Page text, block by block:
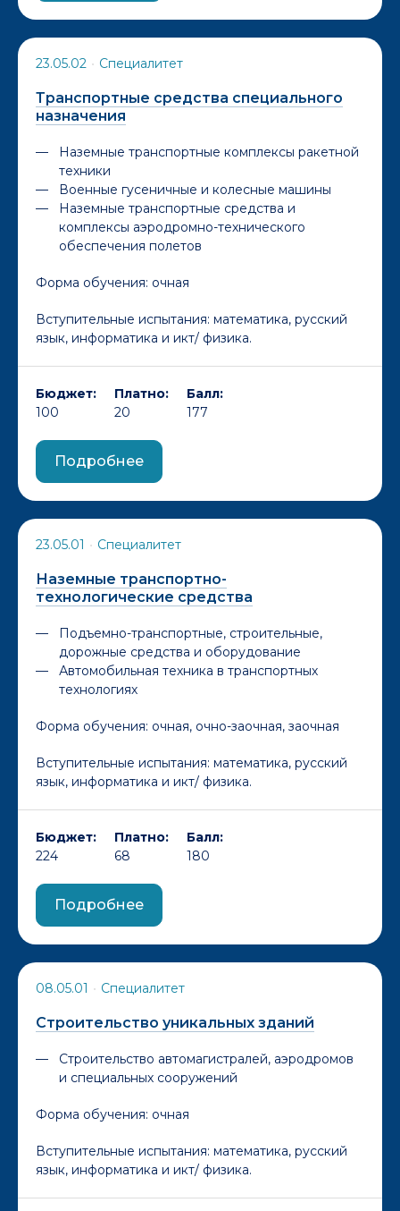
23.05.02 • Специалитет
Транспортные средства специального
назначения
Наземные транспортные комплексы ракетной
техники
Военные гусеничные и колесные машины
Наземные транспортные средства и
комплексы аэродромно-технического
обеспечения полетов
Форма обучения: очная
Вступительные испытания: математика, русский
язык, информатика и икт/ физика.
Бюджет:
100
Платно:
20
Балл:
177
Подробнее
23.05.01 • Специалитет
Наземные транспортно-
технологические средства
Подъемно-транспортные, строительные,
дорожные средства и оборудование
Автомобильная техника в транспортных
технологиях
Форма обучения: очная, очно-заочная, заочная
Вступительные испытания: математика, русский
язык, информатика и икт/ физика.
Бюджет:
224
Платно:
68
Балл:
180
Подробнее
08.05.01 • Специалитет
Строительство уникальных зданий
Строительство автомагистралей, аэродромов
и специальных сооружений
Форма обучения: очная
Вступительные испытания: математика, русский
язык, информатика и икт/ физика.